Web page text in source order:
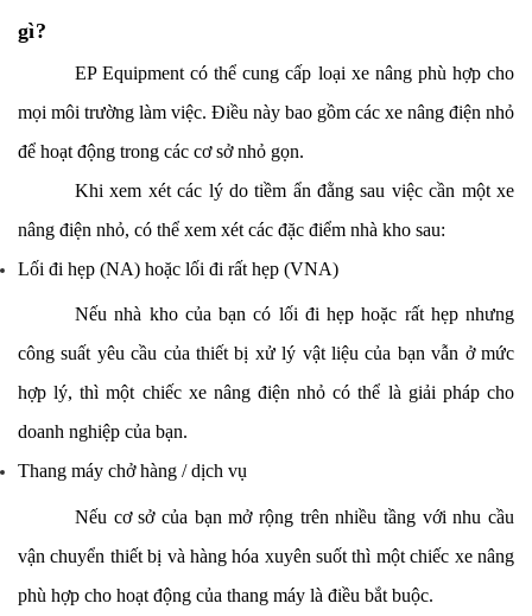
gì?
EP Equipment có thể cung cấp loại xe nâng phù hợp cho
mọi môi trường làm việc. Điều này bao gồm các xe nâng điện nhỏ
để hoạt động trong các cơ sở nhỏ gọn.
Khi xem xét các lý do tiềm ẩn đằng sau việc cần một xe
nâng điện nhỏ, có thể xem xét các đặc điểm nhà kho sau:
Lối đi hẹp (NA) hoặc lối đi rất hẹp (VNA)
Nếu nhà kho của bạn có lối đi hẹp hoặc rất hẹp nhưng
công suất yêu cầu của thiết bị xử lý vật liệu của bạn vẫn ở mức
hợp lý, thì một chiếc xe nâng điện nhỏ có thể là giải pháp cho
doanh nghiệp của bạn.
Thang máy chở hàng / dịch vụ
Nếu cơ sở của bạn mở rộng trên nhiều tầng với nhu cầu
vận chuyển thiết bị và hàng hóa xuyên suốt thì một chiếc xe nâng
phù hợp cho hoạt động của thang máy là điều bắt buộc.